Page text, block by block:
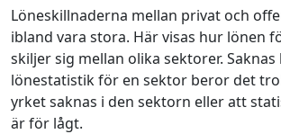
Löneskillnaderna mellan privat och
ibland vara stora. Här visas hur lönen
skiljer sig mellan olika sektorer. Saknas
lönestatistik för en sektor beror det
yrket saknas i den sektorn eller att
är för lågt.